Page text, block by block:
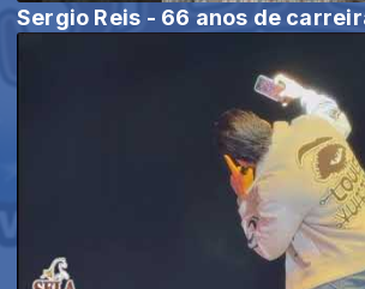
Sergio Reis - 66 anos de